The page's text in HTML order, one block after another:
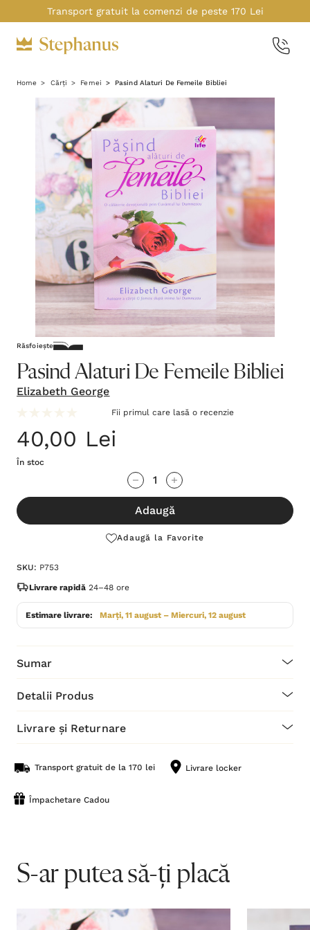
Transport gratuit la comenzi de peste 170 Lei
Home Cărți Femei Pasind Alaturi De Femeile Bibliei
Răsfoiește
Pasind Alaturi De Femeile Bibliei
Elizabeth George
Fii primul care lasă o recenzie
40,00 Lei
În stoc
te!
Stocul
Adaugă
Adaugă la Favorite
SKU: P753
Livrare rapidă 24–48 ore
Estimare livrare: Marți, 11 august – Miercuri, 12 august
Sumar
Detalii Produs
Livrare și Returnare
Transport gratuit de la 170 lei Livrare locker
Împachetare Cadou
S-ar putea să-ți placă